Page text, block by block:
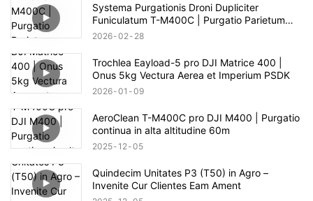
Systema Purgationis Droni Dupliciter
Funiculatum T-M400C | Purgatio Parietum
Vitreum pro Area Commerciali
2026 02 28
Trochlea Eayload-5 pro DJI Matrice 400 |
Onus 5kg Vectura Aerea et Imperium PSDK
2026 01 09
AeroClean T-M400C pro DJI M400 | Purgatio
continua in alta altitudine 60m
2025 12 05
Quindecim Unitates P3 (T50) in Agro –
Invenite Cur Clientes Eam Ament